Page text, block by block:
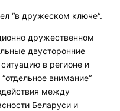
“в дружеском ключе“.
дружественном
двусторонние
в регионе и
внимание“
между
Беларуси и